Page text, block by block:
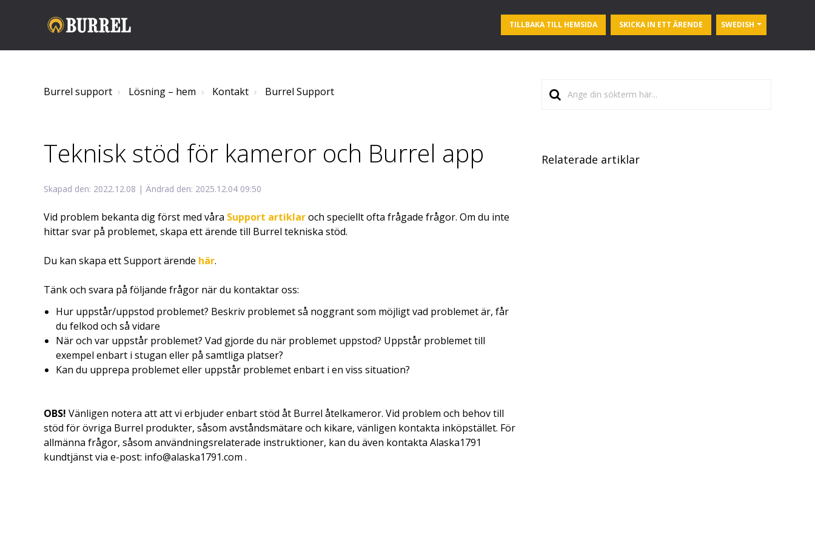
TILLBAKA TILL HEMSIDA SKICKA IN ETT ÄRENDE SWEDISH
Burrel support Lösning – hem Kontakt Burrel Support
Teknisk stöd för kameror och Burrel app
Skapad den: 2022.12.08 | Ändrad den: 2025.12.04 09:50
Vid problem bekanta dig först med våra Support artiklaroch speciellt ofta frågade frågor. Om du inte
hittar svar på problemet, skapa ett ärende till Burrel tekniska stöd.
Du kan skapa ett Support ärende här.
Tänk och svara på följande frågor när du kontaktar oss:
Hur uppstår/uppstod problemet? Beskriv problemet så noggrant som möjligt vad problemet är, får
du felkod och så vidare
När och var uppstår problemet? Vad gjorde du när problemet uppstod? Uppstår problemet till
exempel enbart i stugan eller på samtliga platser?
Kan du upprepa problemet eller uppstår problemet enbart i en viss situation?
OBS! Vänligen notera att att vi erbjuder enbart stöd åt Burrel åtelkameror. Vid problem och behov till
stöd för övriga Burrel produkter, såsom avståndsmätare och kikare, vänligen kontakta inköpstället. För
allmänna frågor, såsom användningsrelaterade instruktioner, kan du även kontakta Alaska1791
kundtjänst via e-post: info@alaska1791.com .
Relaterade artiklar